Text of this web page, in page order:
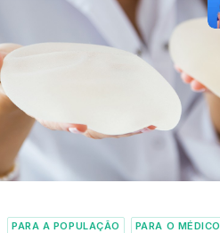
PARA A POPULAÇÃO PARA O MÉDICO